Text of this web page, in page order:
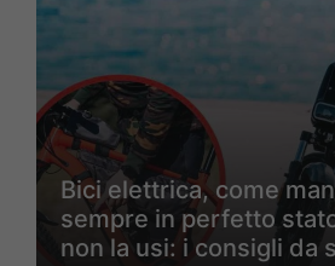
Bici elettrica, come
sempre in perfetto
non la usi: i consigli da